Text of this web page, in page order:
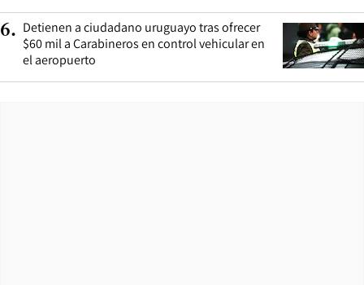
6. Detienen a ciudadano uruguayo tras ofrecer
$60 mil a Carabineros en control vehicular en
el aeropuerto